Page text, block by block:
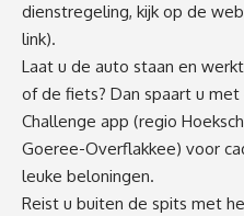
dienstregeling, kijk op de
link).
Laat u de auto staan en
of de fiets? Dan spaart u met
Challenge app (regio
Goeree-Overflakkee) voor
leuke beloningen.
Reist u buiten de spits met